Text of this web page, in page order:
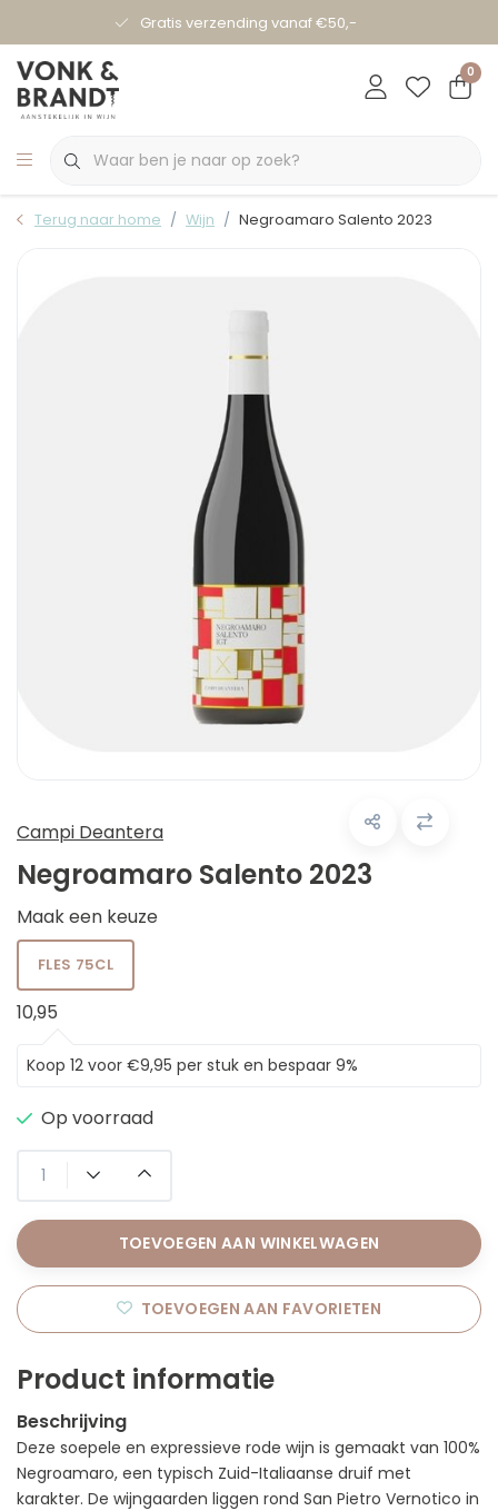
Gratis verzending vanaf €50,-
0
Terug naar home Wijn Negroamaro Salento 2023
Campi Deantera
Negroamaro Salento 2023
Maak een keuze
FLES 75CL
10,95
Koop 12 voor €9,95 per stuk en bespaar 9%
Op voorraad
TOEVOEGEN AAN WINKELWAGEN
TOEVOEGEN AAN FAVORIETEN
Product informatie
Beschrijving
Deze soepele en expressieve rode wijn is gemaakt van 100%
Negroamaro, een typisch Zuid-Italiaanse druif met
karakter. De wijngaarden liggen rond San Pietro Vernotico in